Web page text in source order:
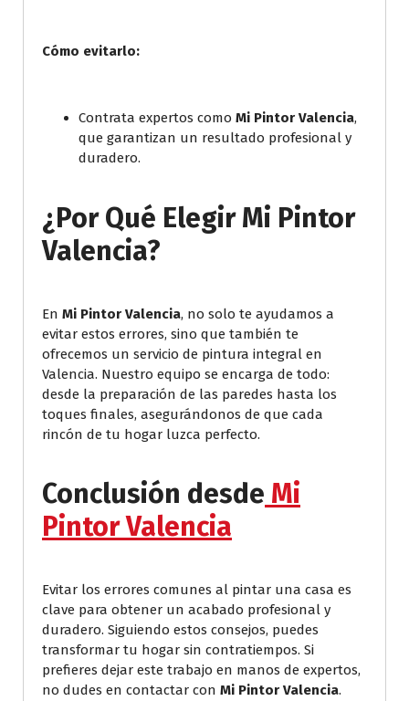
Cómo evitarlo:
Contrata expertos como Mi Pintor Valencia,
que garantizan un resultado profesional y
duradero.
¿Por Qué Elegir Mi Pintor
Valencia?
En Mi Pintor Valencia, no solo te ayudamos a
evitar estos errores, sino que también te
ofrecemos un servicio de pintura integral en
Valencia. Nuestro equipo se encarga de todo:
desde la preparación de las paredes hasta los
toques finales, asegurándonos de que cada
rincón de tu hogar luzca perfecto.
Conclusión desde Mi
Pintor Valencia
Evitar los errores comunes al pintar una casa es
clave para obtener un acabado profesional y
duradero. Siguiendo estos consejos, puedes
transformar tu hogar sin contratiempos. Si
prefieres dejar este trabajo en manos de expertos,
no dudes en contactar con Mi Pintor Valencia.